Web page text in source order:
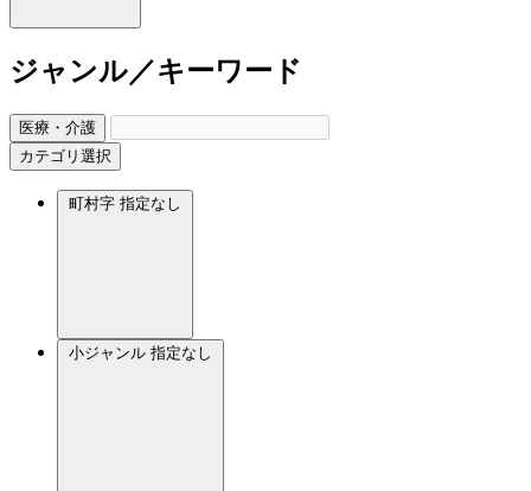
ジャンル／キーワード
医療・介護
カテゴリ選択
町村字 指定なし
小ジャンル 指定なし